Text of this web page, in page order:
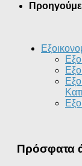
Πρόσφατα